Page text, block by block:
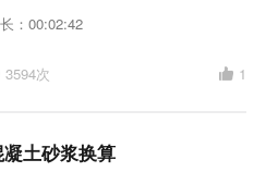
：00:02:42
3594次 1
土砂浆换算